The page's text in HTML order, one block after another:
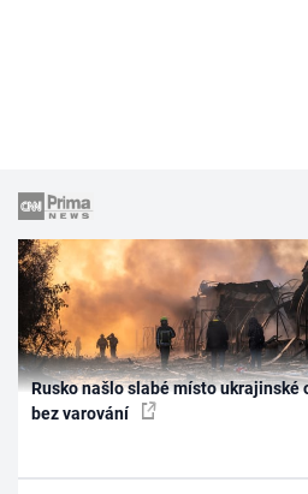
Rusko našlo slabé místo ukrajinské
bez varování